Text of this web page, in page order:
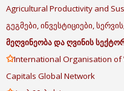
Agricultural Productivity and
გეგმები, ინვესტიციები,
მეღვინეობადაღვინის
✩International Organisation of
Capitals Global Network